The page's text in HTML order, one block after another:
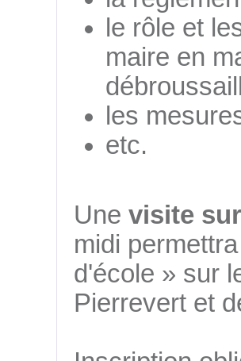
le rôle et
maire en
les
etc.
Une visite
midi
d'école » sur
Pierrevert et